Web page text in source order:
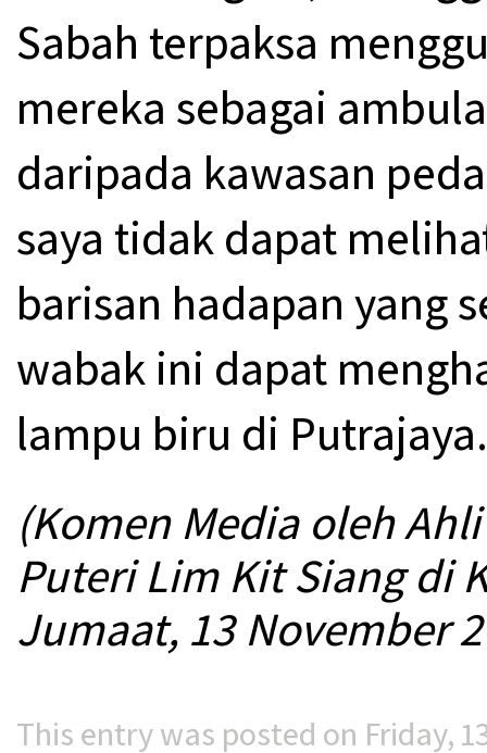
Sabah terpaksa
mereka sebagai
daripada kawasan
saya tidak dapat
barisan hadapan yang
wabak ini dapat
lampu biru di Putrajaya.
(Komen Media oleh
Puteri Lim Kit Siang di
Jumaat, 13 November
This entry was posted on Friday,